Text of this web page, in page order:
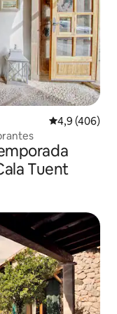
4,9 de uma
4,9 (406)
Tuent